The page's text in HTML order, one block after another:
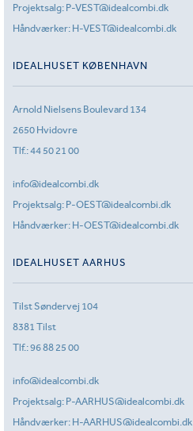
Projektsalg: P-VEST@idealcombi.dk
Håndværker: H-VEST@idealcombi.dk
IDEALHUSET KØBENHAVN
Arnold Nielsens Boulevard 134
2650 Hvidovre
Tlf.:44 50 21 00
info@idealcombi.dk
Projektsalg: P-OEST@idealcombi.dk
Håndværker: H-OEST@idealcombi.dk
IDEALHUSET AARHUS
Tilst Søndervej 104
8381 Tilst
Tlf.:96 88 25 00
info@idealcombi.dk
Projektsalg: P-AARHUS@idealcombi.dk
Håndværker: H-AARHUS@idealcombi.dk